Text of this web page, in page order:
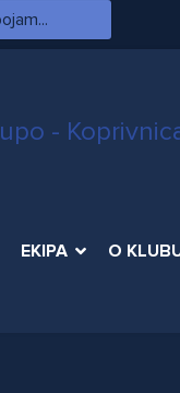
EKIPA O